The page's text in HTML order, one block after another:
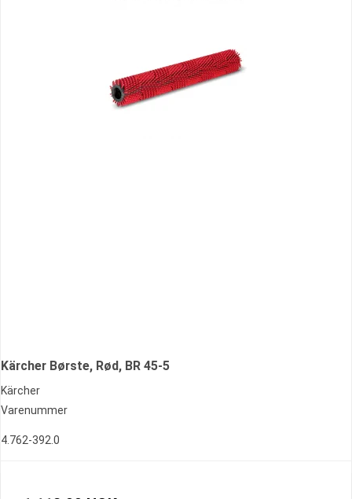
Kärcher Børste, Rød, BR 45-5
Kärcher
Varenummer
4.762-392.0